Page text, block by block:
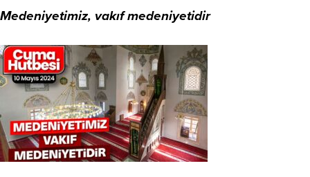
Medeniyetimiz, vakıf medeniyetidir